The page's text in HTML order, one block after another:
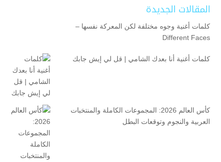
المقالات الجديدة
كلمات أغنية وجوه مختلفة لكن المعركة نفسها –
Different Faces
كلمات أغنية أنا بعدك الشامي | قل لي إيش جابك
كأس العالم 2026: المجموعات الكاملة والمنتخبات
العربية والنجوم وتوقعات البطل